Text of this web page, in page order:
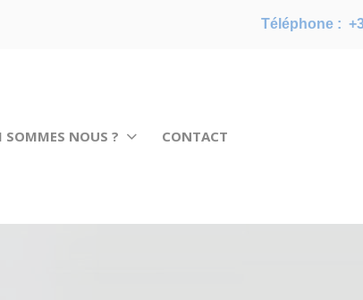
Téléphone :
SOMMES NOUS ? CONTACT